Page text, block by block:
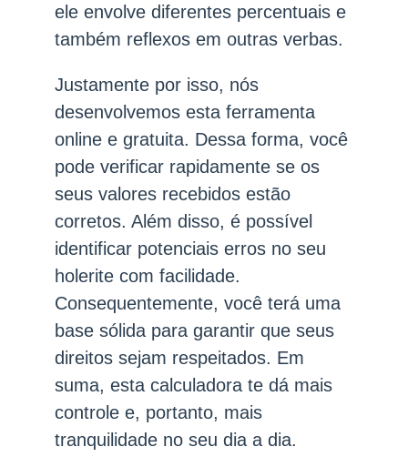
ele envolve diferentes percentuais e
também reflexos em outras verbas.
Justamente por isso, nós
desenvolvemos esta ferramenta
online e gratuita. Dessa forma, você
pode verificar rapidamente se os
seus valores recebidos estão
corretos. Além disso, é possível
identificar potenciais erros no seu
holerite com facilidade.
Consequentemente, você terá uma
base sólida para garantir que seus
direitos sejam respeitados. Em
suma, esta calculadora te dá mais
controle e, portanto, mais
tranquilidade no seu dia a dia.